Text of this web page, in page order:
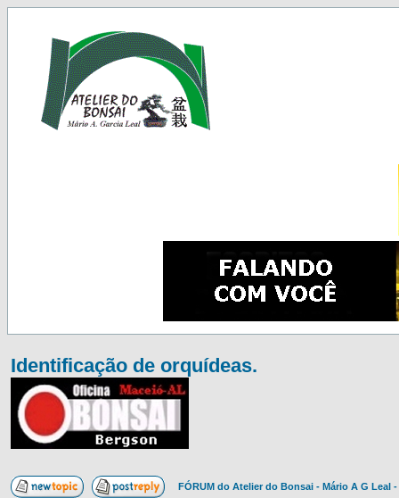
Identificação de orquídeas.
FÓRUM do Atelier do Bonsai - Mário A G Leal